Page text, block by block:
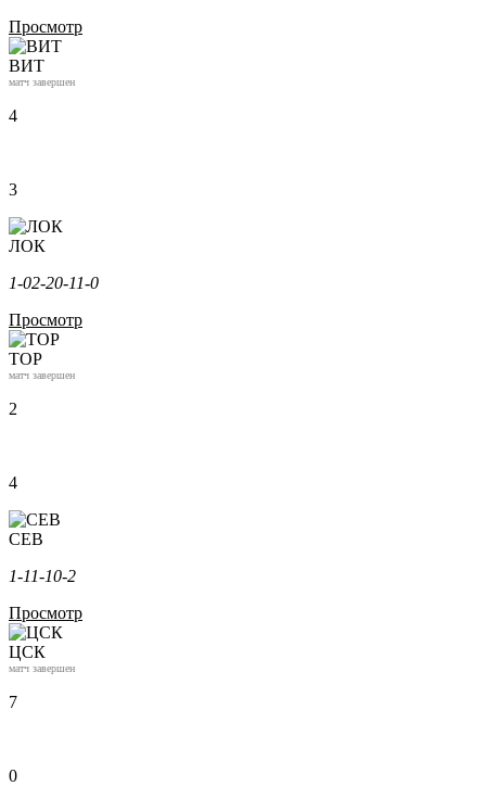
Просмотр
ВИТ
матч завершен
4
3
ЛОК
1-02-20-11-0
Просмотр
ТОР
матч завершен
2
4
СЕВ
1-11-10-2
Просмотр
ЦСК
матч завершен
7
0